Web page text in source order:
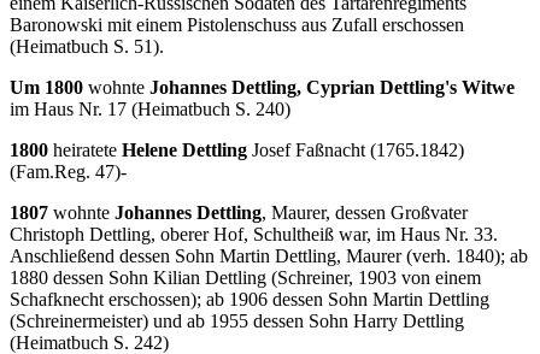
Baronowski mit einem Pistolenschuss aus Zufall erschossen
(Heimatbuch S. 51).
Um 1800 wohnte Johannes Dettling, Cyprian Dettling's Witwe
im Haus Nr. 17 (Heimatbuch S. 240)
1800 heiratete Helene Dettling Josef Faßnacht (1765.1842)
(Fam.Reg. 47)-
1807 wohnte Johannes Dettling, Maurer, dessen Großvater
Christoph Dettling, oberer Hof, Schultheiß war, im Haus Nr. 33.
Anschließend dessen Sohn Martin Dettling, Maurer (verh. 1840); ab
1880 dessen Sohn Kilian Dettling (Schreiner, 1903 von einem
Schafknecht erschossen); ab 1906 dessen Sohn Martin Dettling
(Schreinermeister) und ab 1955 dessen Sohn Harry Dettling
(Heimatbuch S. 242)